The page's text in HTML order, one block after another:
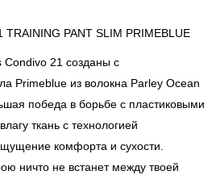
PANT SLIM PRIMEBLUE
21 созданы с
Primeblue из волокна Parley Ocean
победа в борьбе с пластиковыми
ткань с технологией
комфорта и сухости.
ничто не встанет между твоей